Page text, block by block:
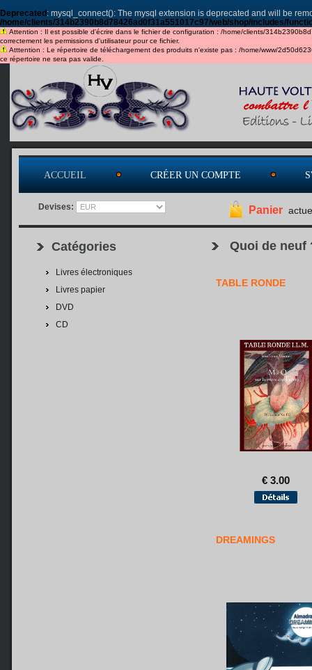
Deprecated : mysql_connect(): The mysql extension is deprecated and will be
/home/clients/314b2390b8d78426ad0f31a551017c97/web/shop/includes/
Attention : Il est possible d'écrire dans le fichier de configuration : /home/clients/
correctement les permissions d'utilisateur pour ce fichier.
Atttention : Le répertoire de téléchargement des produits n'existe pas : /home/www/
ce répertoire ne sera pas valide.
ACCUEIL CRÉER UN COMPTE
Devises: Panier
Catégories
Livres électroniques
Livres papier
DVD
CD
Quoi de neuf
TABLE RONDE
€ 3.00
DREAMINGS